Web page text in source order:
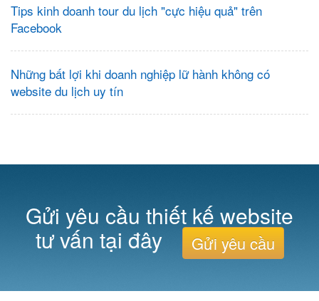
Tips kinh doanh tour du lịch "cực hiệu quả" trên
Facebook
Những bất lợi khi doanh nghiệp lữ hành không có
website du lịch uy tín
Gửi yêu cầu thiết kế website
tư vấn tại đây Gửi yêu cầu